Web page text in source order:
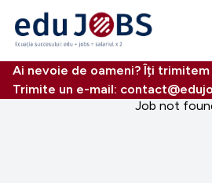
Ai nevoie de oameni? Îți
Trimite un e-mail:
Job not